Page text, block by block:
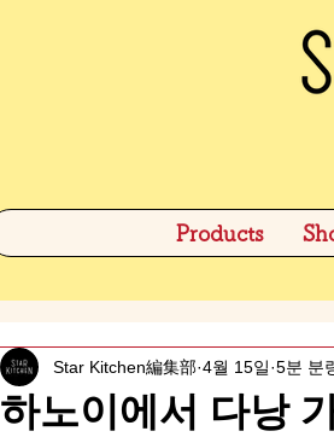
Products
하노이에서 다낭
Star Kitchen編集部 4월 15일 5분 분